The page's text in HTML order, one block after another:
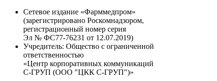
Сетевое издание «Фарммедпром»
(зарегистрировано Роскомнадзором,
регистрационный номер серия
Эл № ФС77-76231 от 12.07.2019)
Учредитель: Общество с ограниченной
ответственностью
«Центр корпоративных коммуникаций
С-ГРУП (ООО "ЦКК С-ГРУП")»